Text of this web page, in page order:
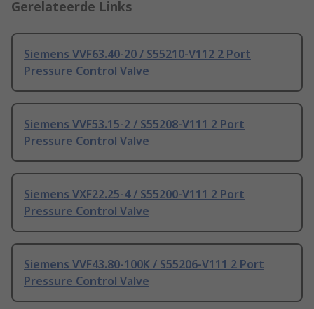
Gerelateerde Links
Siemens VVF63.40-20 / S55210-V112 2 Port
Pressure Control Valve
Siemens VVF53.15-2 / S55208-V111 2 Port
Pressure Control Valve
Siemens VXF22.25-4 / S55200-V111 2 Port
Pressure Control Valve
Siemens VVF43.80-100K / S55206-V111 2 Port
Pressure Control Valve